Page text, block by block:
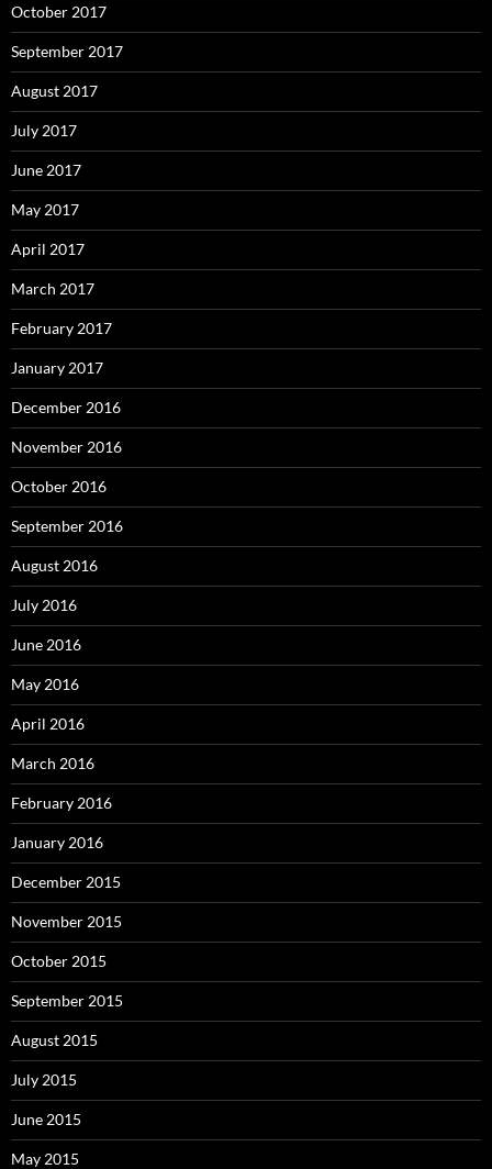
October 2017
September 2017
August 2017
July 2017
June 2017
May 2017
April 2017
March 2017
February 2017
January 2017
December 2016
November 2016
October 2016
September 2016
August 2016
July 2016
June 2016
May 2016
April 2016
March 2016
February 2016
January 2016
December 2015
November 2015
October 2015
September 2015
August 2015
July 2015
June 2015
May 2015